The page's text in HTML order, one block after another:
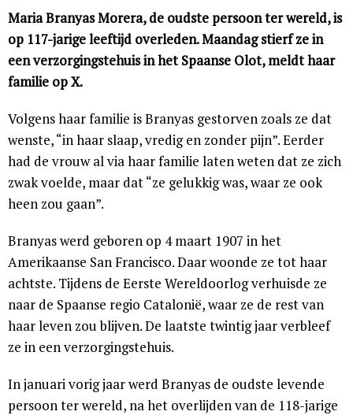
Maria Branyas Morera, de oudste persoon ter wereld, is
op 117-jarige leeftijd overleden. Maandag stierf ze in
een verzorgingstehuis in het Spaanse Olot, meldt haar
familie op X.
Volgens haar familie is Branyas gestorven zoals ze dat
wenste, “in haar slaap, vredig en zonder pijn”. Eerder
had de vrouw al via haar familie laten weten dat ze zich
zwak voelde, maar dat “ze gelukkig was, waar ze ook
heen zou gaan”.
Branyas werd geboren op 4 maart 1907 in het
Amerikaanse San Francisco. Daar woonde ze tot haar
achtste. Tijdens de Eerste Wereldoorlog verhuisde ze
naar de Spaanse regio Catalonië, waar ze de rest van
haar leven zou blijven. De laatste twintig jaar verbleef
ze in een verzorgingstehuis.
In januari vorig jaar werd Branyas de oudste levende
persoon ter wereld, na het overlijden van de 118-jarige